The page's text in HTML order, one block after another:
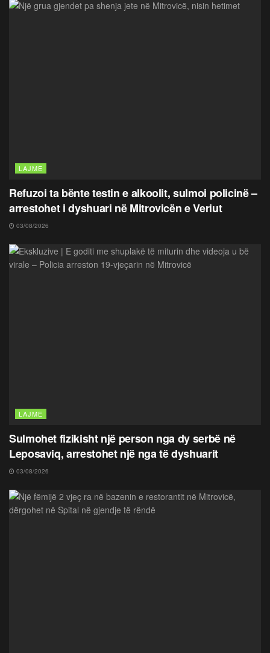
LAJME
Refuzoi ta bënte testin e alkoolit, sulmoi policinë –
arrestohet i dyshuari në Mitrovicën e Veriut
03/08/2026
LAJME
Sulmohet fizikisht një person nga dy serbë në
Leposaviq, arrestohet një nga të dyshuarit
03/08/2026